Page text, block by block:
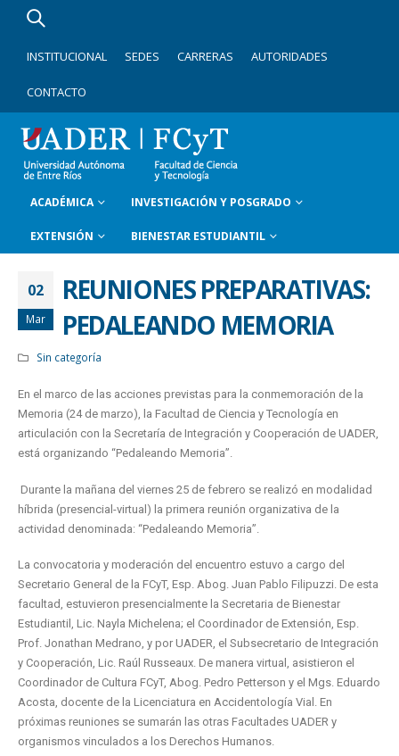
INSTITUCIONAL SEDES CARRERAS AUTORIDADES
CONTACTO
ACADÉMICA INVESTIGACIÓN Y POSGRADO
EXTENSIÓN BIENESTAR ESTUDIANTIL
02
Mar
REUNIONES PREPARATIVAS:
PEDALEANDO MEMORIA
Sin categoría
En el marco de las acciones previstas para la conmemoración de la
Memoria (24 de marzo), la Facultad de Ciencia y Tecnología en
articulación con la Secretaría de Integración y Cooperación de UADER,
está organizando “Pedaleando Memoria”.
Durante la mañana del viernes 25 de febrero se realizó en modalidad
híbrida (presencial-virtual) la primera reunión organizativa de la
actividad denominada: “Pedaleando Memoria”.
La convocatoria y moderación del encuentro estuvo a cargo del
Secretario General de la FCyT, Esp. Abog. Juan Pablo Filipuzzi. De esta
facultad, estuvieron presencialmente la Secretaria de Bienestar
Estudiantil, Lic. Nayla Michelena; el Coordinador de Extensión, Esp.
Prof. Jonathan Medrano, y por UADER, el Subsecretario de Integración
y Cooperación, Lic. Raúl Russeaux. De manera virtual, asistieron el
Coordinador de Cultura FCyT, Abog. Pedro Petterson y el Mgs. Eduardo
Acosta, docente de la Licenciatura en Accidentología Vial. En
próximas reuniones se sumarán las otras Facultades UADER y
organismos vinculados a los Derechos Humanos.